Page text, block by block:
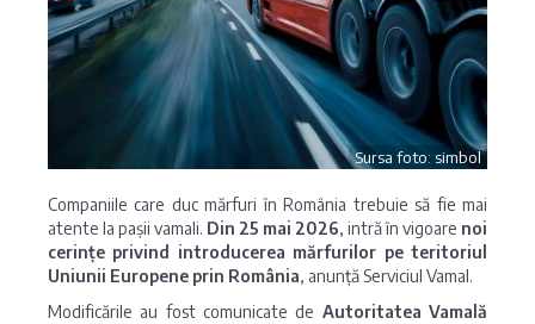
Sursa foto: simbol
Companiile care duc mărfuri în România trebuie să fie mai
atente la pașii vamali. Din 25 mai 2026, intră în vigoare noi
cerințe privind introducerea mărfurilor pe teritoriul
Uniunii Europene prin România, anunță Serviciul Vamal.
Modificările au fost comunicate de Autoritatea Vamală